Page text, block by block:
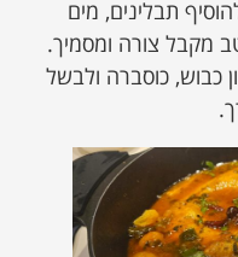
תבלינים, מים
שהרוטב מקבל צורה ומסמיך.
כבוש, כוסברה ולבשל